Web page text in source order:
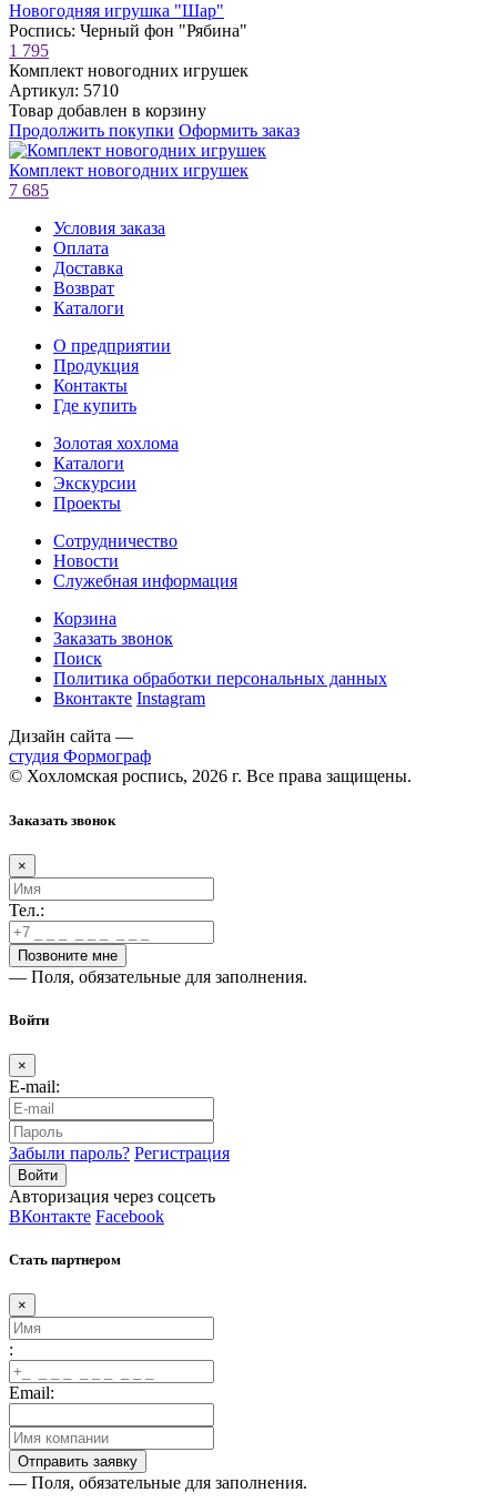
Новогодняя игрушка "Шар"
Роспись: Черный фон "Рябина"
1 795
Комплект новогодних игрушек
Артикул: 5710
Товар добавлен в корзину
Продолжить покупки Оформить заказ
Комплект новогодних игрушек
7 685
Условия заказа
Оплата
Доставка
Возврат
Каталоги
О предприятии
Продукция
Контакты
Где купить
Золотая хохлома
Каталоги
Экскурсии
Проекты
Сотрудничество
Новости
Служебная информация
Корзина
Заказать звонок
Поиск
Политика обработки персональных данных
Вконтакте Instagram
Дизайн сайта —
студия Формограф
© Хохломская роспись, 2026 г. Все права защищены.
Заказать звонок
×
Тел.:
— Поля, обязательные для заполнения.
Войти
×
E-mail:
Забыли пароль? Регистрация
Авторизация через соцсеть
ВКонтакте Facebook
Стать партнером
×
:
Email:
— Поля, обязательные для заполнения.